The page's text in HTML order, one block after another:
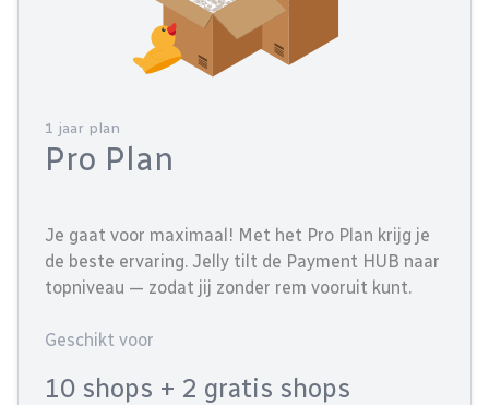
1 jaar plan
Pro Plan
Je gaat voor maximaal! Met het Pro Plan krijg je
de beste ervaring. Jelly tilt de Payment HUB naar
topniveau — zodat jij zonder rem vooruit kunt.
Geschikt voor
10 shops + 2 gratis shops